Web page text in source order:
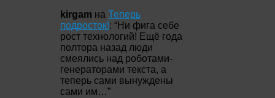
kirgam на Теперь
подросток!: “Ни фига себе
рост технологий! Ещё года
полтора назад люди
смеялись над роботами-
генераторами текста, а
теперь сами вынуждены
сами им…”